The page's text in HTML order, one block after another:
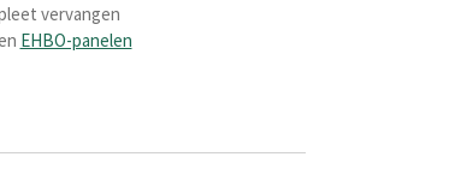
vervangen
EHBO-panelen